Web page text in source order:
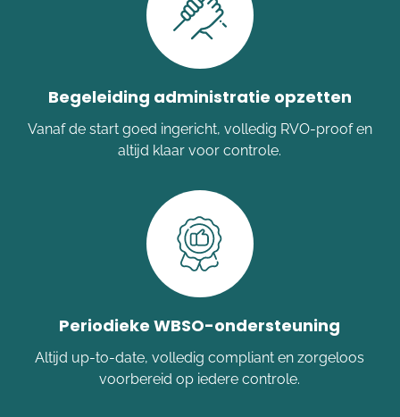
Begeleiding administratie opzetten
Vanaf de start goed ingericht, volledig RVO-proof en
altijd klaar voor controle.
Periodieke WBSO-ondersteuning
Altijd up-to-date, volledig compliant en zorgeloos
voorbereid op iedere controle.